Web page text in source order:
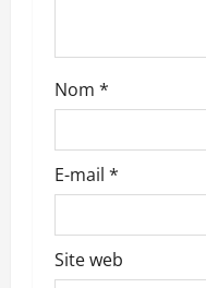
i
c
l
e
Nom *
E-mail *
Site web